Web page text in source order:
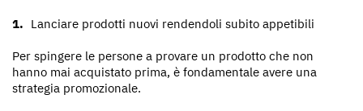
Lanciare prodotti nuovi rendendoli subito appetibili
Per spingere le persone a provare un prodotto che non
hanno mai acquistato prima, è fondamentale avere una
strategia promozionale.